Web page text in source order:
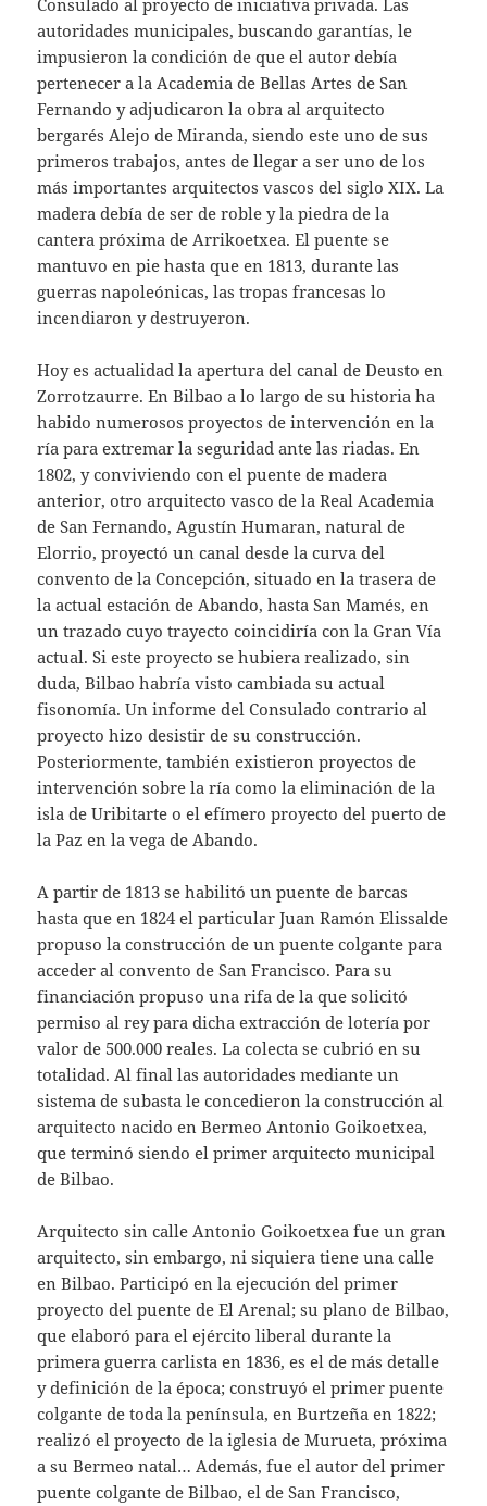
Consulado al proyecto de iniciativa privada. Las
autoridades municipales, buscando garantías, le
impusieron la condición de que el autor debía
pertenecer a la Academia de Bellas Artes de San
Fernando y adjudicaron la obra al arquitecto
bergarés Alejo de Miranda, siendo este uno de sus
primeros trabajos, antes de llegar a ser uno de los
más importantes arquitectos vascos del siglo XIX. La
madera debía de ser de roble y la piedra de la
cantera próxima de Arrikoetxea. El puente se
mantuvo en pie hasta que en 1813, durante las
guerras napoleónicas, las tropas francesas lo
incendiaron y destruyeron.
Hoy es actualidad la apertura del canal de Deusto en
Zorrotzaurre. En Bilbao a lo largo de su historia ha
habido numerosos proyectos de intervención en la
ría para extremar la seguridad ante las riadas. En
1802, y conviviendo con el puente de madera
anterior, otro arquitecto vasco de la Real Academia
de San Fernando, Agustín Humaran, natural de
Elorrio, proyectó un canal desde la curva del
convento de la Concepción, situado en la trasera de
la actual estación de Abando, hasta San Mamés, en
un trazado cuyo trayecto coincidiría con la Gran Vía
actual. Si este proyecto se hubiera realizado, sin
duda, Bilbao habría visto cambiada su actual
fisonomía. Un informe del Consulado contrario al
proyecto hizo desistir de su construcción.
Posteriormente, también existieron proyectos de
intervención sobre la ría como la eliminación de la
isla de Uribitarte o el efímero proyecto del puerto de
la Paz en la vega de Abando.
A partir de 1813 se habilitó un puente de barcas
hasta que en 1824 el particular Juan Ramón Elissalde
propuso la construcción de un puente colgante para
acceder al convento de San Francisco. Para su
financiación propuso una rifa de la que solicitó
permiso al rey para dicha extracción de lotería por
valor de 500.000 reales. La colecta se cubrió en su
totalidad. Al final las autoridades mediante un
sistema de subasta le concedieron la construcción al
arquitecto nacido en Bermeo Antonio Goikoetxea,
que terminó siendo el primer arquitecto municipal
de Bilbao.
Arquitecto sin calle Antonio Goikoetxea fue un gran
arquitecto, sin embargo, ni siquiera tiene una calle
en Bilbao. Participó en la ejecución del primer
proyecto del puente de El Arenal; su plano de Bilbao,
que elaboró para el ejército liberal durante la
primera guerra carlista en 1836, es el de más detalle
y definición de la época; construyó el primer puente
colgante de toda la península, en Burtzeña en 1822;
realizó el proyecto de la iglesia de Murueta, próxima
a su Bermeo natal… Además, fue el autor del primer
puente colgante de Bilbao, el de San Francisco,